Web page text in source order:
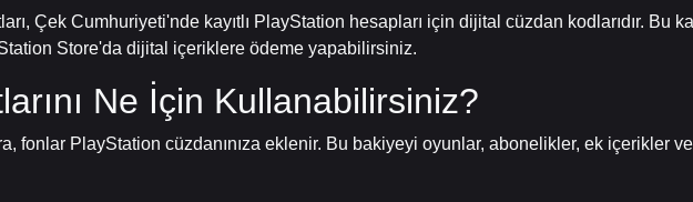
Çek Cumhuriyeti'nde kayıtlı PlayStation hesapları için dijital cüzdan kodlarıdır. Bu
Store'da dijital içeriklere ödeme yapabilirsiniz.
Ne İçin Kullanabilirsiniz?
fonlar PlayStation cüzdanınıza eklenir. Bu bakiyeyi oyunlar, abonelikler, ek içerikler